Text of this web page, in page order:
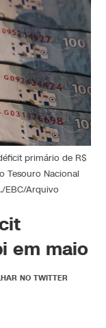
primário de R$
Tesouro Nacional
EBC/Arquivo
em maio